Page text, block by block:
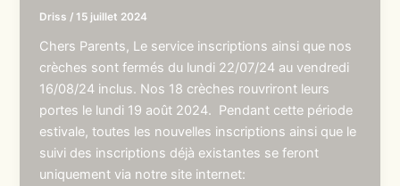
Driss /15 juillet 2024
Chers Parents, Le service inscriptions ainsi que nos
crèches sont fermés du lundi 22/07/24 au vendredi
16/08/24 inclus. Nos 18 crèches rouvriront leurs
portes le lundi 19 août 2024. Pendant cette période
estivale, toutes les nouvelles inscriptions ainsi que le
suivi des inscriptions déjà existantes se feront
uniquement via notre site internet: